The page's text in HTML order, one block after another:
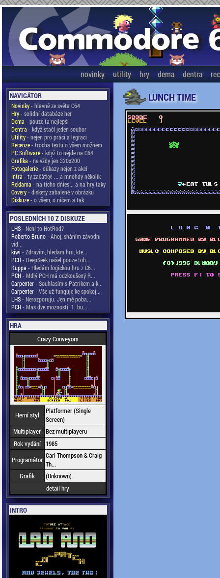
novinky utility hry dema dentra
NAVIGÁTOR
Novinky- hlavně ze světa C64
Hry- solidní databáze her
Dema - pouze ta nejlepší
Dentra - když stačí jeden soubor
Utility- nejen pro práci a legraci
Recenze- trocha textu o všem možném
PC Software- když to nejde na C64
Grafika - ne vždy jen 320x200
Fotogalerie- důkazy nejen z akcí
Intra - ty začátky! ... a mnohdy několik
Reklama - na ticho dňies .. a na hry taky
Covery- diskety zabalené v obrázku
Diskuze- o všem, o ničem a tak
POSLEDNÍCH 10 Z DISKUZE
LHS- Není to HotRod?
Roberto Bruno- Ahoj, sháním závodní
vid...
kiwi - Zdravim, hledam hru, kte...
PCH- DeepSeek našel pouze toh...
Kuppa - Hledám logickou hru z C6...
PCH- Mdlý PCH má odzkoušený R...
Carpenter- Souhlasím s Patrikem a k...
Carpenter- Vše už funguje ke spokoj...
LHS- Nerozporuju. Jen mě poba...
PCH- Mas dve moznosti. 1. bu...
HRA
Crazy Conveyors
Herní styl
Platformer (Single
Screen)
Multiplayer Bez multiplayeru
Rok vydání
1985
Programátor Carl Thompson & Craig
Th...
Grafik
(Unknown)
detail hry
INTRO
LUNCH TIME